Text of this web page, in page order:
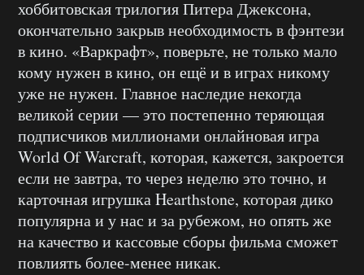
хоббитовская трилогия Питера Джексона,
окончательно закрыв необходимость в фэнтези
в кино. «Варкрафт», поверьте, не только мало
кому нужен в кино, он ещё и в играх никому
уже не нужен. Главное наследие некогда
великой серии — это постепенно теряющая
подписчиков миллионами онлайновая игра
World Of Warcraft, которая, кажется, закроется
если не завтра, то через неделю это точно, и
карточная игрушкаHearthstone, которая дико
популярна и у нас и за рубежом, но опять же
на качество и кассовые сборы фильма сможет
повлиять более-менее никак.